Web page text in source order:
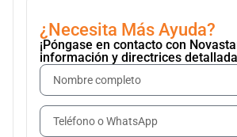
¿Necesita Más Ayuda?
¡Póngase en contacto con
información y directrices